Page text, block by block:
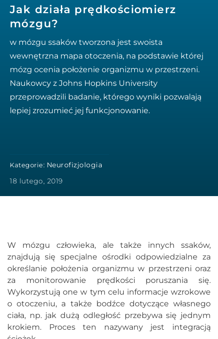
Jak działa prędkościomierz
mózgu?
w mózgu ssaków tworzona jest swoista
wewnętrzna mapa otoczenia, na podstawie której
mózg ocenia położenie organizmu w przestrzeni.
Naukowcy z Johns Hopkins University
przeprowadzili badanie, którego wyniki pozwalają
lepiej zrozumieć jej funkcjonowanie.
Kategorie: Neurofizjologia
18 lutego, 2019
W mózgu człowieka, ale także innych ssaków,
znajdują się specjalne ośrodki odpowiedzialne za
określanie położenia organizmu w przestrzeni oraz
za monitorowanie prędkości poruszania się.
Wykorzystują one w tym celu informacje wzrokowe
o otoczeniu, a także bodźce dotyczące własnego
ciała, np. jak dużą odległość przebywa się jednym
krokiem. Proces ten nazywany jest integracją